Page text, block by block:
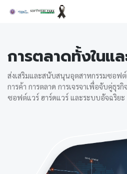
การตลาดทั้งในแล
ส่งเสริมและสนับสนุนอุตสาหกรรมซอฟ
การค้า การตลาด การเจรจาเพื่อจับคู่ธุร
ซอฟต์แวร์ ฮาร์ดแวร์ และระบบอัจฉริยะ